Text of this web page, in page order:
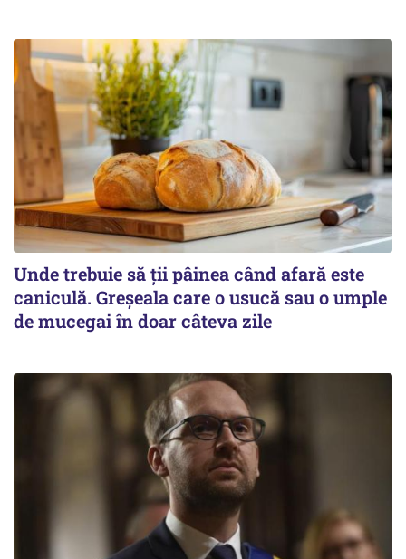
Unde trebuie să ții pâinea când afară este
caniculă. Greșeala care o usucă sau o umple
de mucegai în doar câteva zile